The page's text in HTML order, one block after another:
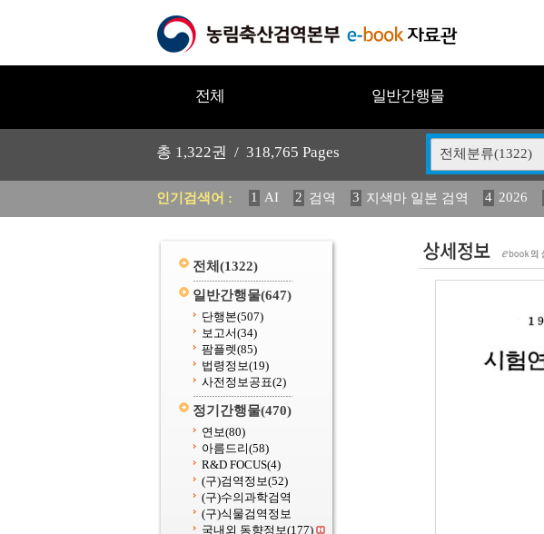
전체 일반간행물
총 1,322권 / 318,765 Pages 전체분류(1322)
인기검색어 : 1 AI 2 검역 3 지색마 일본 검역 4 2026
11 2025 12 중독성 식물 도감 13 媛 異 14
전체 (1322)
일반간행물(647)
단행본(507)
보고서(34)
팜플렛(85)
법령정보(19)
사전정보공표(2)
정기간행물(470)
연보(80)
아름드리(58)
R&D FOCUS(4)
(구)검역정보(52)
(구)수의과학검역
(구)식물검역정보
국내외 동향정보(177)